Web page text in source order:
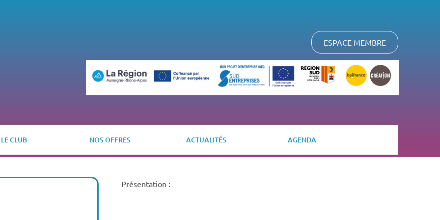
ESPACE MEMBRE
LE CLUB NOS OFFRES ACTUALITÉS AGENDA
Présentation :